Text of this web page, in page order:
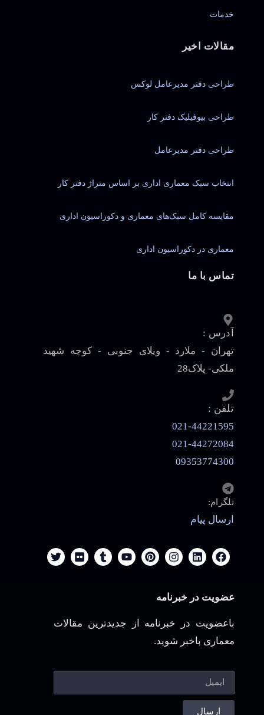
خدمات
مقالات اخیر
طراحی دفتر مدیرعامل لوکس
طراحی بیوفیلیک دفتر کار
طراحی دفتر مدیرعامل
انتخاب سبک معماری اداری بر اساس متراژ دفتر کار
مقایسه کامل سبک‌های معماری و دکوراسیون اداری
معماری در دکوراسیون اداری
تماس با ما
آدرس :
تهران - ملارد - ویلای جنوبی - کوچه شهید
ملکی- پلاک28
تلفن :
021-44221595
021-44272084
09353774300
تلگرام:
ارسال پیام
عضویت در خبرنامه
باعضویت در خبرنامه از جدیدترین مقالات
معماری باخبر شوید.
ارسال